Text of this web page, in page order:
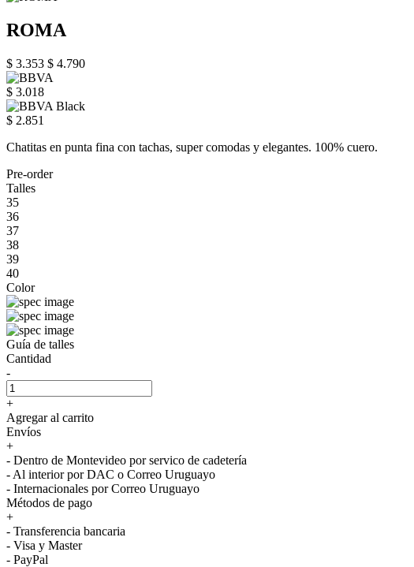
ROMA
$ 3.353 $ 4.790
$ 3.018
$ 2.851
Chatitas en punta fina con tachas, super comodas y elegantes. 100% cuero.
Pre-order
Talles
35
36
37
38
39
40
Color
Guía de talles
Cantidad
-
+
Agregar al carrito
Envíos
+
- Dentro de Montevideo por servico de cadetería
- Al interior por DAC o Correo Uruguayo
- Internacionales por Correo Uruguayo
Métodos de pago
+
- Transferencia bancaria
- Visa y Master
- PayPal